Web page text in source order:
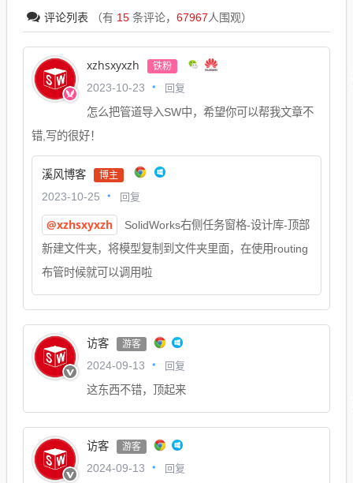
评论列表 （有 15 条评论， 67967人围观）
xzhsxyxzh 铁粉
2023-10-23 回复
怎么把管道导入SW中，希望你可以帮我文章不
错,写的很好！
溪风博客 博主
2023-10-25 回复
@xzhsxyxzh
SolidWorks右侧任务窗格-设计库-顶部
新建文件夹，将模型复制到文件夹里面，在使用routing
布管时候就可以调用啦
访客 游客
2024-09-13 回复
这东西不错，顶起来
访客 游客
2024-09-13 回复